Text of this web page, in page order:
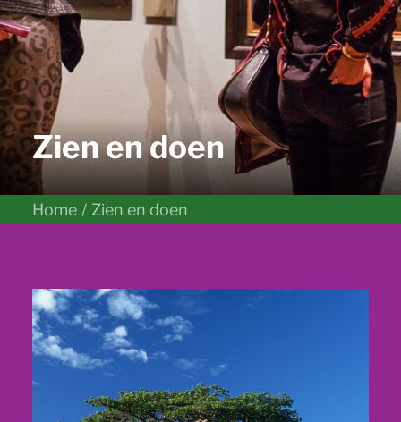
Zien en doen
Home Zien en doen